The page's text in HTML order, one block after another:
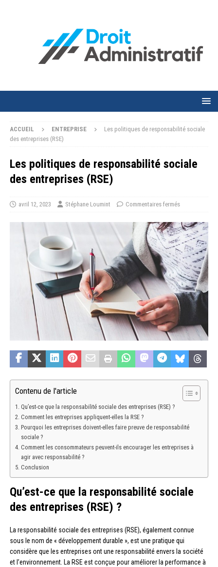
ACCUEIL ENTREPRISE
Les politiques de responsabilité sociale
des entreprises (RSE)
Les politiques de responsabilité sociale
des entreprises (RSE)
avril 12, 2023 Stéphane Loumint Commentaires fermés
Contenu de l'article
Qu’est-ce que la responsabilité sociale des entreprises (RSE) ?
Comment les entreprises appliquent-elles la RSE ?
Pourquoi les entreprises doivent-elles faire preuve de responsabilité
sociale ?
Comment les consommateurs peuvent-ils encourager les entreprises à
agir avec responsabilité ?
Conclusion
Qu’est-ce que la responsabilité sociale
des entreprises (RSE) ?
La responsabilité sociale des entreprises (RSE), également connue
sous le nom de « développement durable », est une pratique qui
considère que les entreprises ont une responsabilité envers la société
et l’environnement. La RSE est conçue pour améliorer la performance à